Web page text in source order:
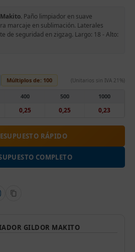
Paño limpiador en suave
marcaje en sublimación. Laterales
de seguridad en zigzag. Largo: 18 - Alto:
Múltiplos de: 100 (Unitarios sin IVA 21%)
400
0,25
500
0,25
1000
0,23
RÁPIDO
COMPLETO
GILDOR MAKITO